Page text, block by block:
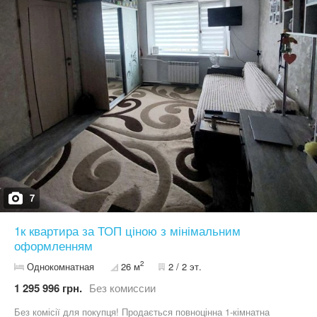
«Квартал»
7
1к квартира за ТОП ціною з мінімальним
оформленням
Однокомнатная 26 м2 2 / 2 эт.
1 295 996 грн. Без комиссии
Без комісії для покупця! Продається повноцінна 1-кімнатна